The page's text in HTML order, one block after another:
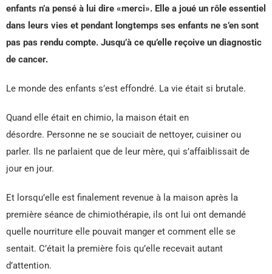
enfants n’a pensé à lui dire «merci». Elle a joué un rôle essentiel
dans leurs vies et pendant longtemps ses enfants ne s’en sont
pas pas rendu compte. Jusqu’à ce qu’elle reçoive un diagnostic
de cancer.
Le monde des enfants s’est effondré. La vie était si brutale.
Quand elle était en chimio, la maison était en
désordre. Personne ne se souciait de nettoyer, cuisiner ou
parler. Ils ne parlaient que de leur mère, qui s’affaiblissait de
jour en jour.
Et lorsqu’elle est finalement revenue à la maison après la
première séance de chimiothérapie, ils ont lui ont demandé
quelle nourriture elle pouvait manger et comment elle se
sentait. C’était la première fois qu’elle recevait autant
d’attention.